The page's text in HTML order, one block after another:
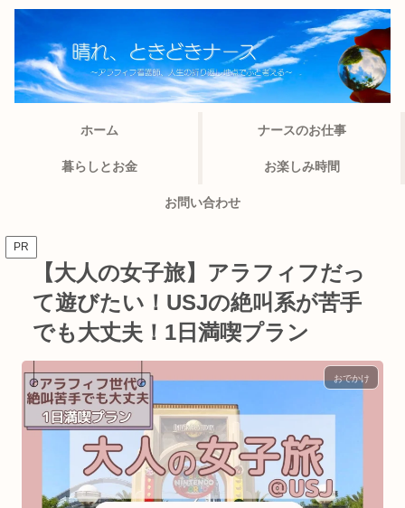
ホーム ナースのお仕事
暮らしとお金 お楽しみ時間
お問い合わせ
PR
【大人の女子旅】アラフィフだっ
て遊びたい！USJの絶叫系が苦手
でも大丈夫！1日満喫プラン
おでかけ